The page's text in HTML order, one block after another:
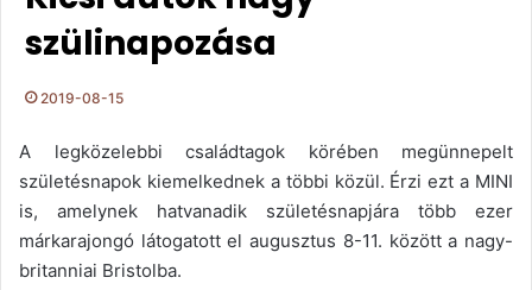
szülinapozása
2019-08-15
A legközelebbi családtagok körében megünnepelt
születésnapok kiemelkednek a többi közül. Érzi ezt a MINI
is, amelynek hatvanadik születésnapjára több ezer
márkarajongó látogatott el augusztus 8-11. között a nagy-
britanniai Bristolba.